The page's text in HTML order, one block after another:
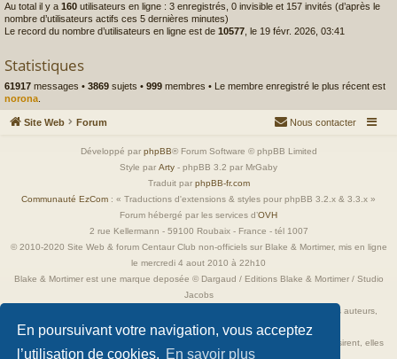
En poursuivant votre navigation, vous acceptez
l’utilisation de cookies. En savoir plus
Au total il y a 160 utilisateurs en ligne : 3 enregistrés, 0 invisible et 157 invités (d’après le
nombre d’utilisateurs actifs ces 5 dernières minutes)
Le record du nombre d’utilisateurs en ligne est de 10577 , le 19 févr. 2026, 03:41
Statistiques
61917 messages • 3869 sujets • 999 membres • Le membre enregistré le plus récent est
norona
Site Web Forum Nous contacter
Développé par phpBB® Forum Software © phpBB Limited
Style par Arty - phpBB 3.2 par MrGaby
Traduit par phpBB-fr.com
Communauté EzCom : « Traductions d'extensions & styles pour phpBB 3.2.x & 3.3.x »
Forum hébergé par les services d’OVH
2 rue Kellermann - 59100 Roubaix - France - tél 1007
© 2010-2020 Site Web & forum Centaur Club non-officiels sur Blake & Mortimer, mis en ligne
le mercredi 4 aout 2010 à 22h10
Blake & Mortimer est une marque deposée © Dargaud / Editions Blake & Mortimer / Studio
Jacobs
Toutes les images incluses dans ces pages sont la propriété exclusive de leurs auteurs,
ayant droits et/ou éditeurs.
Elles ne sont ici qu'à titre de référence ou d'illustration. Si les propriétaires le désirent, elles